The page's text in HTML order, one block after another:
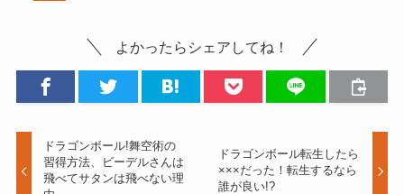
よかったらシェアしてね！
ドラゴンボール!舞空術の
習得方法、ビーデルさんは
飛べてサタンは飛べない理
ドラゴンボール転生したら
×××だった！転生するなら
誰が良い!?